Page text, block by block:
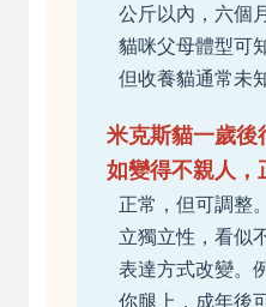
公斤以內，六個
貓咪父母體型可
但收養貓通常未
米克斯貓一歲後
如變得不親人，
正常，但可調整
立獨立性，看似
表達方式改變。
你腿上，成年後